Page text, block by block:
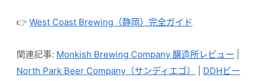
👉 West Coast Brewing（静岡）完全ガイド
関連記事: Monkish Brewing Company 醸造所レビュー
North Park Beer Company（サンディエゴ）
DDHビー